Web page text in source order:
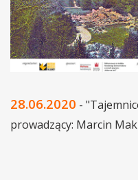
28.06.2020 -
prowadzący: Marcin